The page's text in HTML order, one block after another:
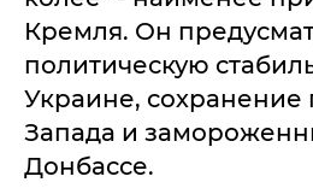
Кремля. Он
политическую
Украине,
Запада и
Донбассе.